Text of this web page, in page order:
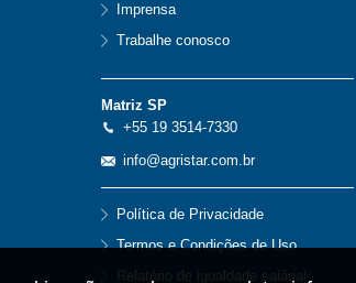
Imprensa
Trabalhe conosco
Matriz SP
+55 19 3514-7330
info@agristar.com.br
Política de Privacidade
Termos e Condições de Uso
Relatório de igualdade salárial